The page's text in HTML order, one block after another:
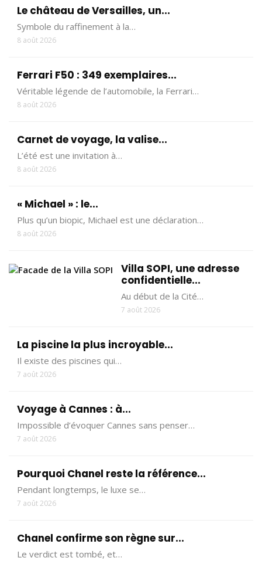
Le château de Versailles, un...
Symbole du raffinement à la…
8 août 2026
Ferrari F50 : 349 exemplaires...
Véritable légende de l’automobile, la Ferrari…
8 août 2026
Carnet de voyage, la valise...
L’été est une invitation à…
8 août 2026
« Michael » : le...
Plus qu’un biopic, Michael est une déclaration…
8 août 2026
Villa SOPI, une adresse
confidentielle...
Au début de la Cité…
7 août 2026
La piscine la plus incroyable...
Il existe des piscines qui…
7 août 2026
Voyage à Cannes : à...
Impossible d’évoquer Cannes sans penser…
7 août 2026
Pourquoi Chanel reste la référence...
Pendant longtemps, le luxe se…
7 août 2026
Chanel confirme son règne sur...
Le verdict est tombé, et…